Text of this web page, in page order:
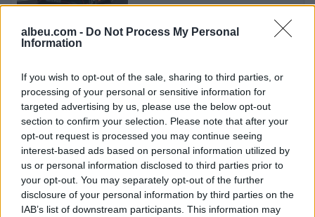
albeu.com - Do Not Process My Personal
Information
If you wish to opt-out of the sale, sharing to third parties, or
processing of your personal or sensitive information for
targeted advertising by us, please use the below opt-out
section to confirm your selection. Please note that after your
opt-out request is processed you may continue seeing
interest-based ads based on personal information utilized by
us or personal information disclosed to third parties prior to
your opt-out. You may separately opt-out of the further
disclosure of your personal information by third parties on the
IAB’s list of downstream participants. This information may
në motin hapësinor dhe Tokë